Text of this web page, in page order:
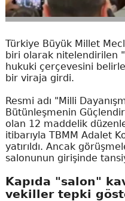
Türkiye Büyük Millet
biri olarak nitelendirilen
hukuki çerçevesini
bir viraja girdi.
Resmi adı "Milli
Bütünleşmenin
olan 12 maddelik
itibarıyla TBMM Adalet
yatırıldı. Ancak
salonunun girişinde
Kapıda "salon"
vekiller tepki